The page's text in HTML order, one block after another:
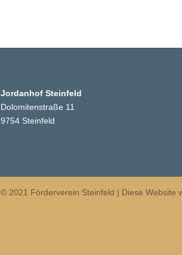
Jordanhof Steinfeld
Dolomitenstraße 11
9754 Steinfeld
© 2021 Förderverein Steinfeld | Diese Website